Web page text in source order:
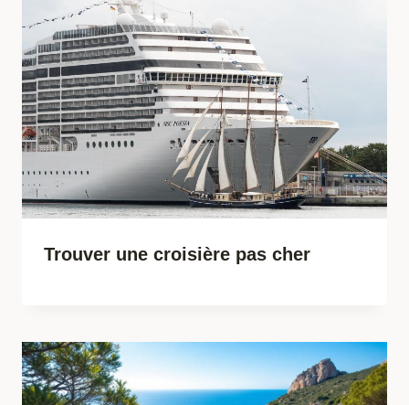
Trouver une croisière pas cher